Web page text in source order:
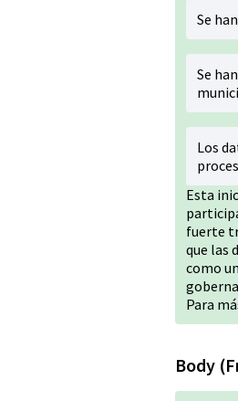
Se
Se
Los
Esta
fuerte
que las
como
Para
Body